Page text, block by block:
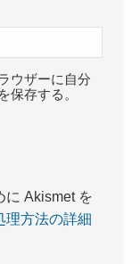
ウザーに自分
保存する。
に Akismet を
理方法の詳細